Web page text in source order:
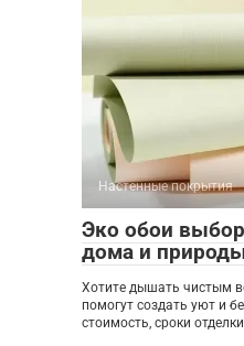
Настенные покрытия
Эко обои
дома и
Хотите дышать чистым
помогут создать уют и
стоимость, сроки отделки